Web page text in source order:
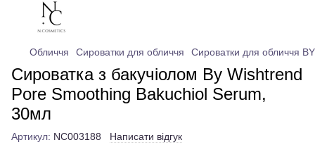
Обличчя Сироватки для обличчя Сироватки для обличчя
Сироватка з бакучіолом By Wishtrend
Pore Smoothing Bakuchiol Serum,
30мл
Артикул: NC003188 Написати відгук